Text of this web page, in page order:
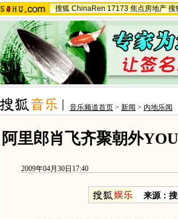
搜狐 ChinaRen 17173 焦点房地产 搜
音乐频道首页 > 新闻 > 内地乐闻
阿里郎肖飞齐聚朝外
2009年04月30日17:40
来源：